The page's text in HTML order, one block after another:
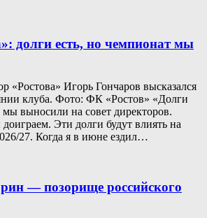
долги есть, но чемпионат мы
«Ростова» Игорь Гончаров высказался
клуба. Фото: ФК «Ростов» «Долги
выносили на совет директоров.
Эти долги будут влиять на
27. Когда я в июне ездил…
— позорище российского